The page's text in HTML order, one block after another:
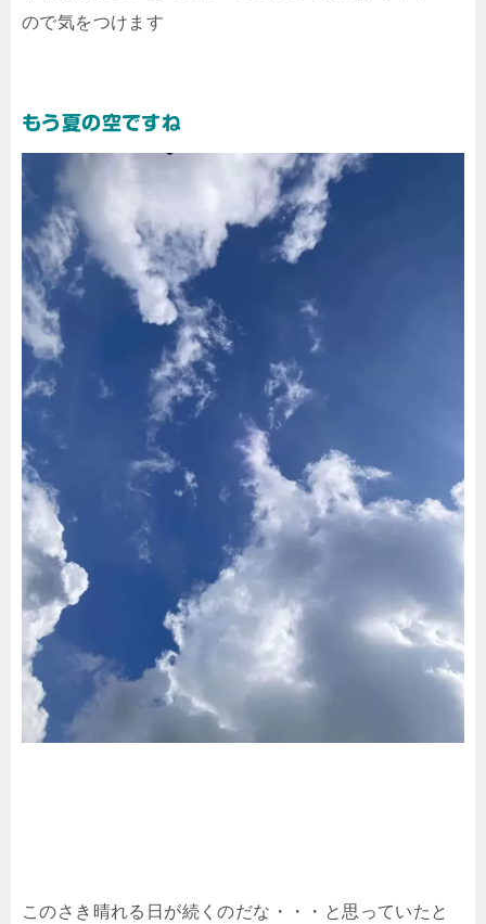
ので気をつけます
もう夏の空ですね
このさき晴れる日が続くのだな・・・と思っていたと